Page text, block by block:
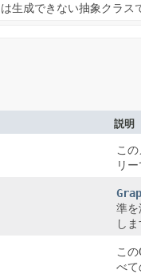
生成できない抽象クラス
説明
こ
リ
準を
しま
この
べて